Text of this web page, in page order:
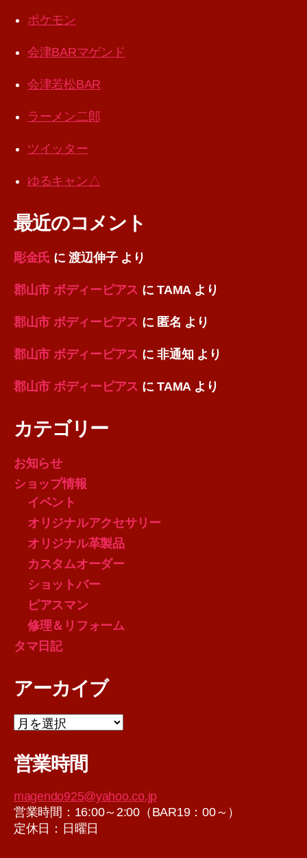
ポケモン
会津BARマゲンド
会津若松BAR
ラーメン二郎
ツイッター
ゆるキャン△
最近のコメント
彫金氏 に渡辺伸子より
郡山市 ボディーピアス にTAMAより
郡山市 ボディーピアス に 匿名 より
郡山市 ボディーピアス に非通知 より
郡山市 ボディーピアス にTAMAより
カテゴリー
お知らせ
ショップ情報
イベント
オリジナルアクセサリー
オリジナル革製品
カスタムオーダー
ショットバー
ピアスマン
修理＆リフォーム
タマ日記
アーカイブ
ア
イ
営業時間
magendo925@yahoo.co.jp
営業時間：16:00～2:00（BAR19：00～）
定休日：日曜日